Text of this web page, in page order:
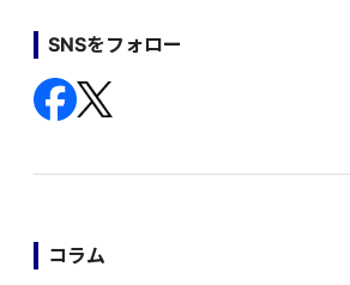
SNSをフォロー
コラム